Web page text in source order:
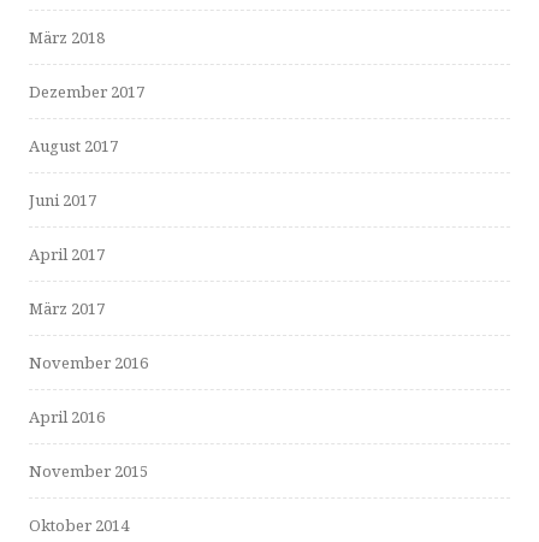
März 2018
Dezember 2017
August 2017
Juni 2017
April 2017
März 2017
November 2016
April 2016
November 2015
Oktober 2014